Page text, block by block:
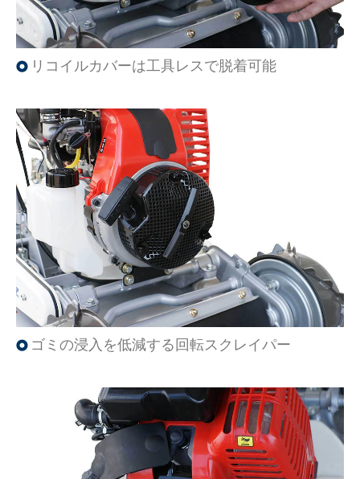
リコイルカバーは工具レスで脱着可能
ゴミの浸入を低減する回転スクレイパー